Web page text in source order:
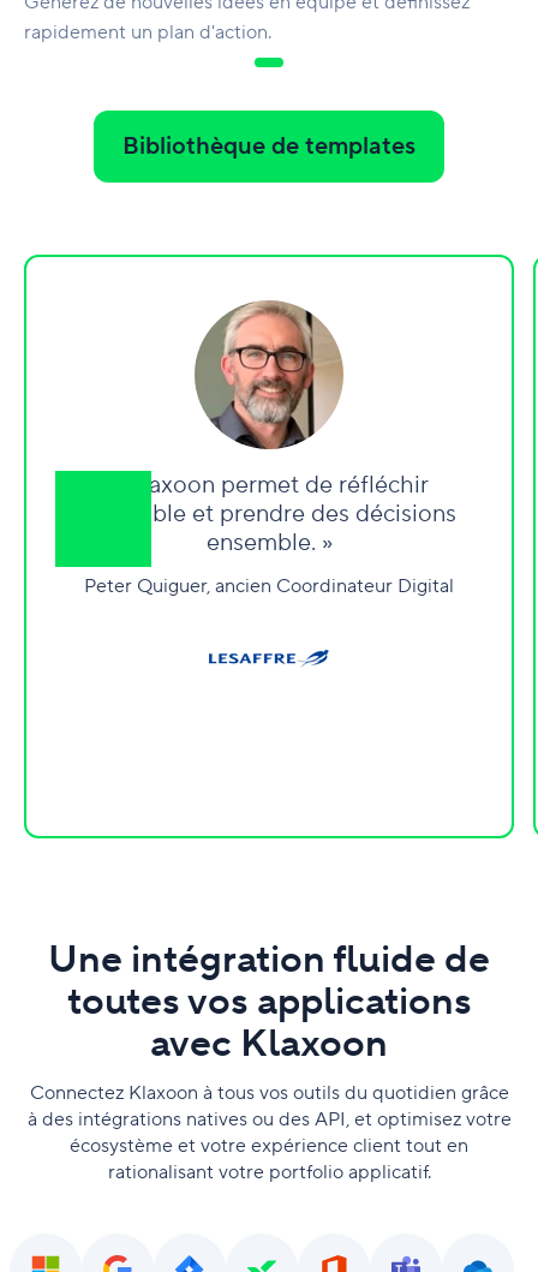
rapidement un plan d'action.
Bibliothèque de templates
« Klaxoon permet de réfléchir
ensemble et prendre des décisions
ensemble. »
Peter Quiguer, ancien Coordinateur Digital
Une intégration fluide de
toutes vos applications
avec Klaxoon
Connectez Klaxoon à tous vos outils du quotidien grâce
à des intégrations natives ou des API, et optimisez votre
écosystème et votre expérience client tout en
rationalisant votre portfolio applicatif.